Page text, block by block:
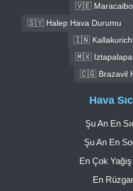
🇻🇪 Maracaibo
🇸🇾 Halep Hava Durumu
🇮🇳
🇲🇽 Iztapalapa
🇨🇬 Brazavil
Hava
Şu An En
Şu An En
En Çok
En